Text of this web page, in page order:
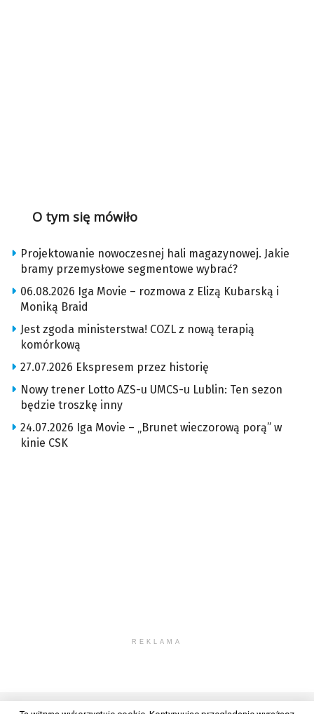
O tym się mówiło
Projektowanie nowoczesnej hali magazynowej. Jakie
bramy przemysłowe segmentowe wybrać?
06.08.2026 Iga Movie – rozmowa z Elizą Kubarską i
Moniką Braid
Jest zgoda ministerstwa! COZL z nową terapią
komórkową
27.07.2026 Ekspresem przez historię
Nowy trener Lotto AZS-u UMCS-u Lublin: Ten sezon
będzie troszkę inny
24.07.2026 Iga Movie – „Brunet wieczorową porą” w
kinie CSK
REKLAMA